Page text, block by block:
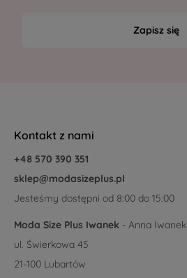
Zapisz się
Kontakt z nami
+48 570 390 351
sklep@modasizeplus.pl
Jesteśmy dostępni od 8:00 do 15:00
Moda Size Plus Iwanek - Anna Iwanek
ul. Świerkowa 45
21-100 Lubartów